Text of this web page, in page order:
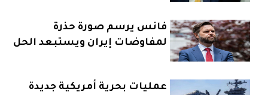
فانس يرسم صورة حذرة
لمفاوضات إيران ويستبعد الحل
عمليات بحرية أمريكية جديدة